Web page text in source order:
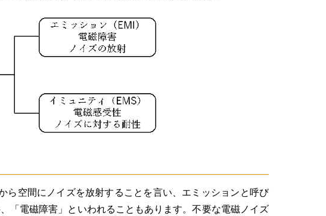
ら空間にノイズを放射することを言い、エミッションと呼び
「電磁障害」といわれることもあります。不要な電磁ノイズ